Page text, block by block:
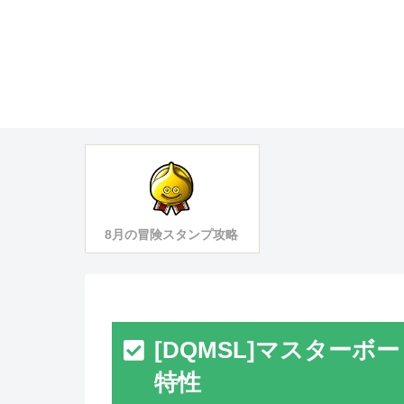
8月の冒険スタンプ攻略
[DQMSL]マスターボ
特性